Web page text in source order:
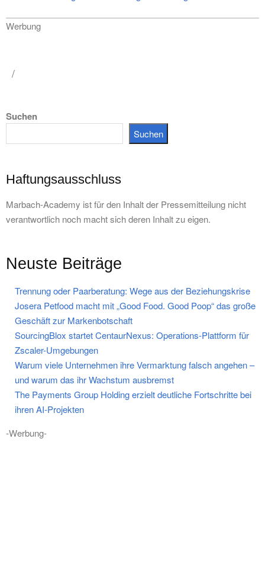
Werbung
Suchen
Suchen
Haftungsausschluss
Marbach-Academy ist für den Inhalt der Pressemitteilung nicht
verantwortlich noch macht sich deren Inhalt zu eigen.
Neuste Beiträge
Trennung oder Paarberatung: Wege aus der Beziehungskrise
Josera Petfood macht mit „Good Food. Good Poop“ das große
Geschäft zur Markenbotschaft
SourcingBlox startet CentaurNexus: Operations-Plattform für
Zscaler-Umgebungen
Warum viele Unternehmen ihre Vermarktung falsch angehen –
und warum das ihr Wachstum ausbremst
The Payments Group Holding erzielt deutliche Fortschritte bei
ihren AI-Projekten
-Werbung-